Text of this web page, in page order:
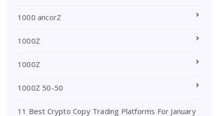
1000 ancorZ
1000Z
1000Z
1000Z 50-50
11 Best Crypto Copy Trading Platforms For January